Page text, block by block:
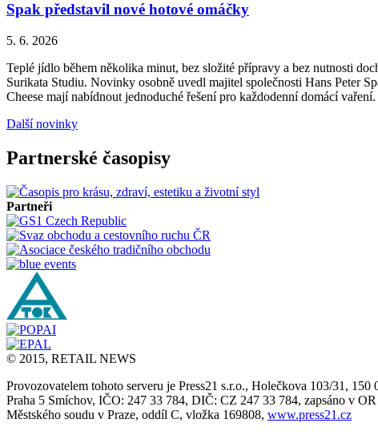
Spak představil nové hotové omáčky
5. 6. 2026
Teplé jídlo během několika minut, bez složité přípravy a bez nutnosti
Surikata Studiu. Novinky osobně uvedl majitel společnosti Hans Peter
Cheese mají nabídnout jednoduché řešení pro každodenní domácí
Další novinky
Partnerské časopisy
Partneři
© 2015, RETAIL NEWS
Provozovatelem tohoto serveru je Press21 s.r.o., Holečkova 103/31, 150
Praha 5 Smíchov, IČO: 247 33 784, DIČ: CZ 247 33 784, zapsáno v OR
Městského soudu v Praze, oddíl C, vložka 169808, www.press21.cz